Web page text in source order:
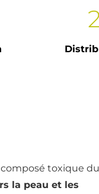
toxique du
la peau et les